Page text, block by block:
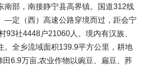
南部，南接静宁县高界镇。国道312线
—定（西）高速公路穿境而过，距会宁
93社4448户21060人。境内有汉族、
。全乡流域面积139.9平方公里，耕地
6.9万亩,农业作物以豌豆、扁豆、荞